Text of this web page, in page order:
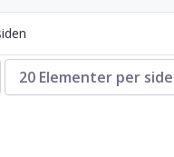
20 Elementer per side